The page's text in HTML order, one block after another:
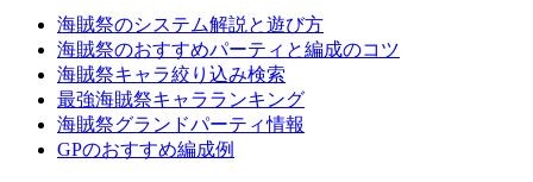
海賊祭のシステム解説と遊び方
海賊祭のおすすめパーティと編成のコツ
海賊祭キャラ絞り込み検索
最強海賊祭キャラランキング
海賊祭グランドパーティ情報
GPのおすすめ編成例